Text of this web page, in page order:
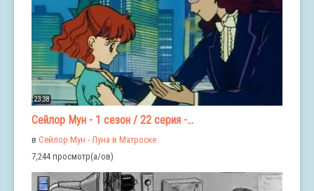
23:38
Сейлор Мун - 1 сезон / 22 серия -...
в Сейлор Мун - Луна в Матроске
7,244 просмотр(а/ов)